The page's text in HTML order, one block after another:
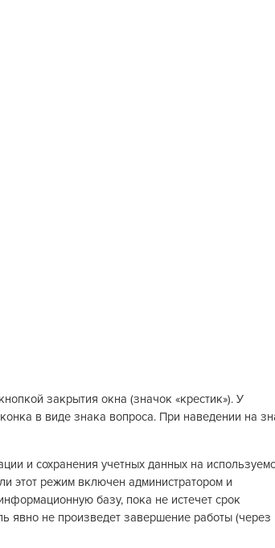
закрытия окна (значок «крестик»). У
в виде знака вопроса. При наведении на
и сохранения учетных данных на
этот режим включен администратором и
базу, пока не истечет срок
явно не произведет завершение работы (через